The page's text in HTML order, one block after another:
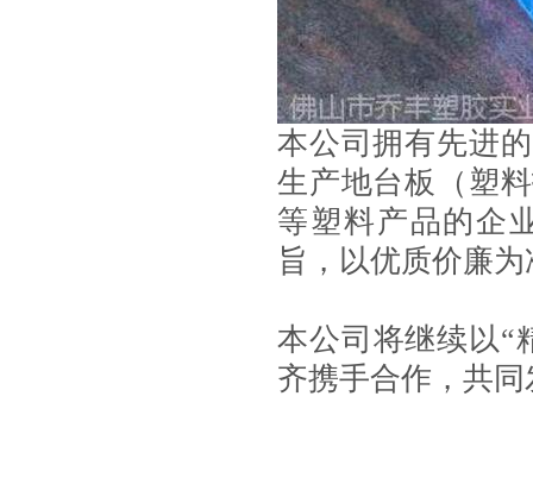
本公司拥有先进
生产地台板（塑
等塑料产品的企
旨，以优质价廉
本公司将继续以“
齐携手合作，共